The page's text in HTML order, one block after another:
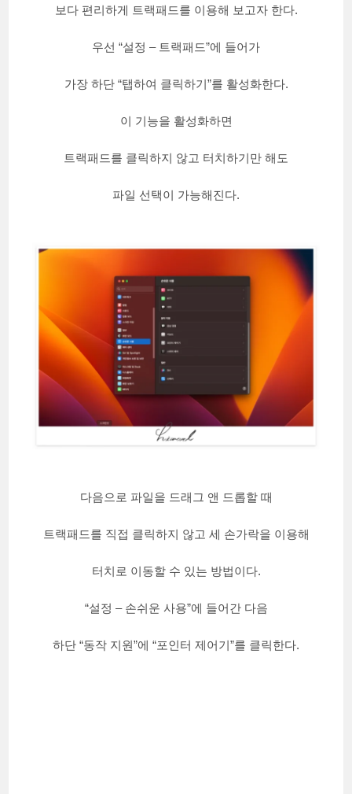
보다 편리하게 트랙패드를 이용해 보고자 한다.
우선 “설정 – 트랙패드”에 들어가
가장 하단 “탭하여 클릭하기”를 활성화한다.
이 기능을 활성화하면
트랙패드를 클릭하지 않고 터치하기만 해도
파일 선택이 가능해진다.
다음으로 파일을 드래그 앤 드롭할 때
트랙패드를 직접 클릭하지 않고 세 손가락을 이용해
터치로 이동할 수 있는 방법이다.
“설정 – 손쉬운 사용”에 들어간 다음
하단 “동작 지원”에 “포인터 제어기”를 클릭한다.